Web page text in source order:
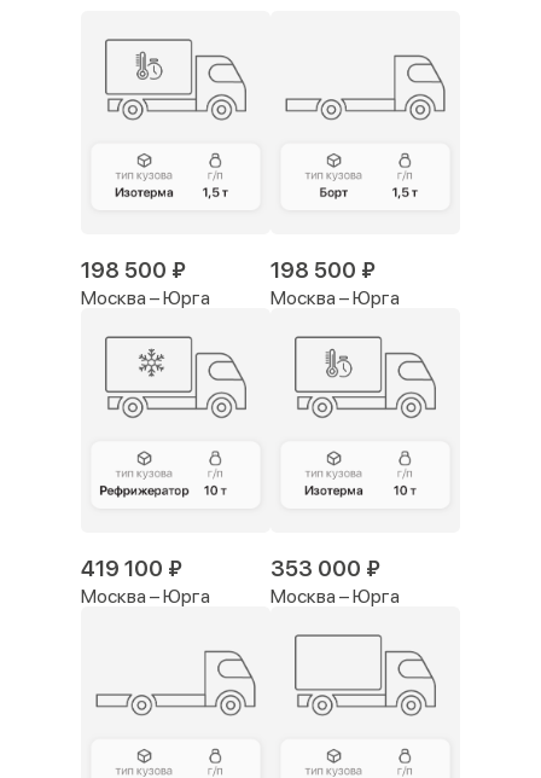
198 500 ₽
Москва – Юрга
198 500 ₽
Москва – Юрга
419 100 ₽
Москва – Юрга
353 000 ₽
Москва – Юрга